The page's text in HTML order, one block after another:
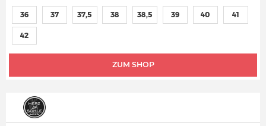
ZUM SHOP
36 37 37,5 38 38,5 39 40 41
42